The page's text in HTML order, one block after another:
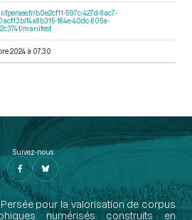
b0e2cf11-597c-427d-8ac7-
f4a8b315-184e-40dc-805a-
manifest
2024 à 07:30
Suivez-nous
pour la valorisation de corpus
numérisés construits en